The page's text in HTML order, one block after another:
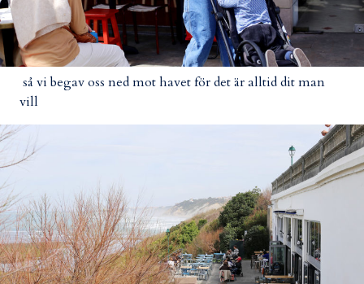
så vi begav oss ned mot havet för det är alltid dit man
vill